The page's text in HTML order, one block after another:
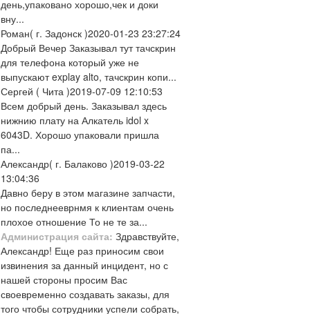
день,упаковано хорошо,чек и доки
вну...
Роман( г. Задонск )2020-01-23 23:27:24
Добрый Вечер Заказывал тут тачскрин
для телефона который уже не
выпускают explay alto, тачскрин копи...
Сергей ( Чита )2019-07-09 12:10:53
Всем добрый день. Заказывал здесь
нижнию плату на Алкатель idol x
6043D. Хорошо упаковали пришла
па...
Александр( г. Балаково )2019-03-22
13:04:36
Давно беру в этом магазине запчасти,
но последнееврнмя к клиентам очень
плохое отношение То не те за...
Администрация сайта: Здравствуйте,
Александр! Еще раз приносим свои
извинения за данный инцидент, но с
нашей стороны просим Вас
своевременно создавать заказы, для
того чтобы сотрудники успели собрать,